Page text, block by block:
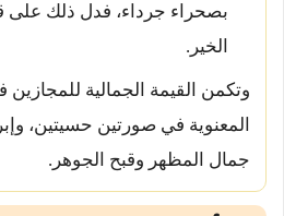
بصحراء جرداء، فدل ذلك على
الخير.
وتكمن القيمة الجمالية
المعنوية في صورتين حسيتين،
جمال المظهر وقبح الجوهر.